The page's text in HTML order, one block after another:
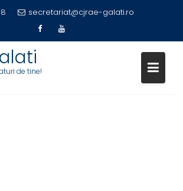
secretariat@cjrae-galati.ro
de tine!